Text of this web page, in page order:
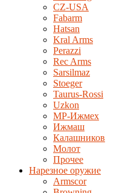
CZ-USA
Fabarm
Hatsan
Kral Arms
Perazzi
Rec Arms
Sarsilmaz
Stoeger
Taurus-Rossi
Uzkon
MP-Ижмех
Ижмаш
Калашников
Молот
Прочее
Нарезное оружие
Armscor